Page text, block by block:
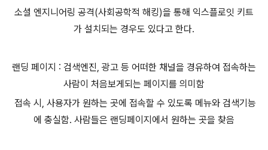
소셜 엔지니어링 공격(사회공학적 해킹)을 통해 익스플로잇 키트
가 설치되는 경우도 있다고 한다.
랜딩 페이지 : 검색엔진, 광고 등 어떠한 채널을 경유하여 접속하는
사람이 처음보게되는 페이지를 의미함
접속 시, 사용자가 원하는 곳에 접속할 수 있도록 메뉴와 검색기능
에 충실함. 사람들은 랜딩페이지에서 원하는 곳을 찾음